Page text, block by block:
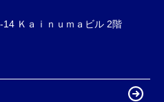
Ｋａｉｎｕｍａビル 2階